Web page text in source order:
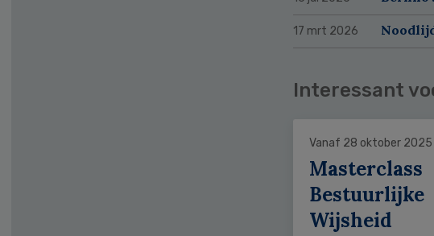
17 mrt 2026
Interessant
Vanaf 28 oktober 2025
Masterclass
Bestuurlijke
Wijsheid